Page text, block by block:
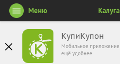
КупиКупон
Мобильное приложение
ещё удобнее
Меню Калуга